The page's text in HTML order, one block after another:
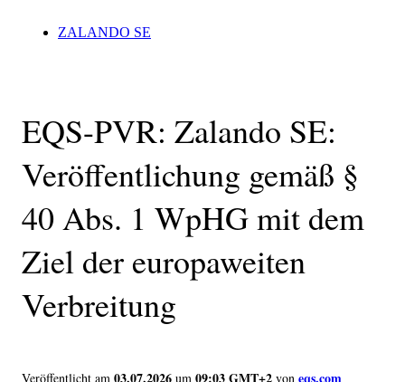
ZALANDO SE
EQS-PVR: Zalando SE:
Veröffentlichung gemäß §
40 Abs. 1 WpHG mit dem
Ziel der europaweiten
Verbreitung
Veröffentlicht am 03.07.2026 um 09:03 GMT+2 von eqs.com